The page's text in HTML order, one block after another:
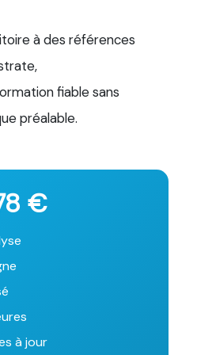
à des références
fiable sans
préalable.
€
à jour